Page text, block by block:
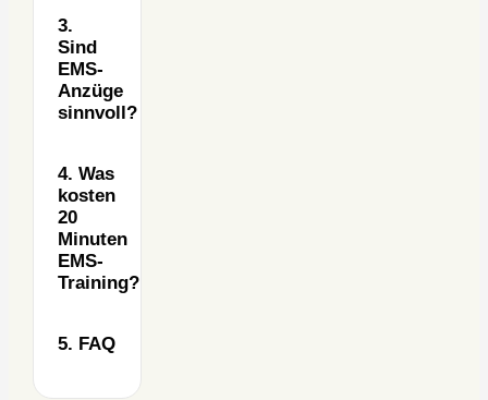
3.
Sind
EMS-
Anzüge
sinnvoll?
4. Was
kosten
20
Minuten
EMS-
Training?
5. FAQ